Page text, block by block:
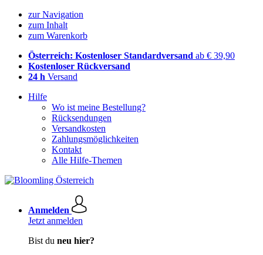
zur Navigation
zum Inhalt
zum Warenkorb
Österreich: Kostenloser Standardversand ab € 39,90
Kostenloser Rückversand
24 h Versand
Hilfe
Wo ist meine Bestellung?
Rücksendungen
Versandkosten
Zahlungsmöglichkeiten
Kontakt
Alle Hilfe-Themen
Anmelden
Jetzt anmelden
Bist du neu hier?